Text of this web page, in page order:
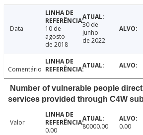
Data
10 de
agosto
de 2018
30 de
junho
de 2022
Comentário
Number of vulnerable people
services provided through C4W
Valor
0.00
80000.00 0.00